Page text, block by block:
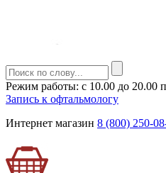
Режим работы: с 10.00 до
Запись к офтальмологу
Интернет магазин 8 (800) 250-